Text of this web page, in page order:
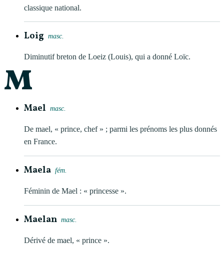
classique national.
Loig masc.
Diminutif breton de Loeiz (Louis), qui a donné Loïc.
M
Mael masc.
De mael, « prince, chef » ; parmi les prénoms les plus donnés
en France.
Maela fém.
Féminin de Mael : « princesse ».
Maelan masc.
Dérivé de mael, « prince ».